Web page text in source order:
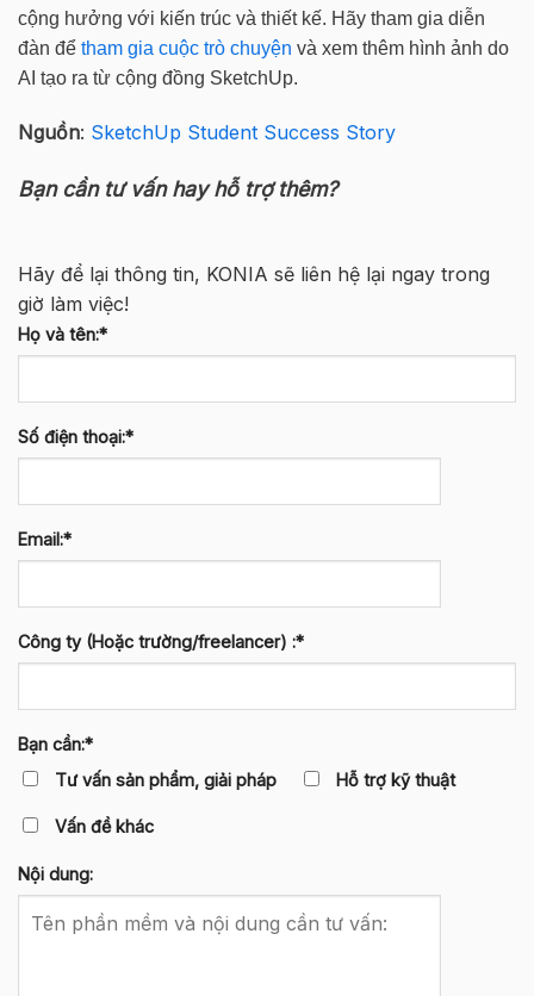
cộng hưởng với kiến trúc và thiết kế. Hãy tham gia diễn
đàn để tham gia cuộc trò chuyện và xem thêm hình ảnh do
AI tạo ra từ cộng đồng SketchUp.
Nguồn: SketchUp Student Success Story
Bạn cần tư vấn hay hỗ trợ thêm?
Hãy để lại thông tin, KONIA sẽ liên hệ lại ngay trong
giờ làm việc!
Họ và tên:*
Số điện thoại:*
Email:*
Công ty (Hoặc trường/freelancer) :*
Bạn cần:*
Tư vấn sản phẩm, giải pháp
Hỗ trợ kỹ thuật
Vấn đề khác
Nội dung: